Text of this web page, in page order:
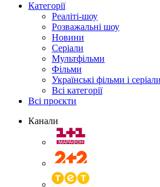
Категорії
Реаліті-шоу
Розважальні шоу
Новини
Серіали
Мультфільми
Фільми
Українські фільми і серіали
Всі категорії
Всі проєкти
Канали